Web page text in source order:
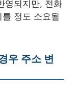
영되지만, 전화
정도 소요될
우 주소 변